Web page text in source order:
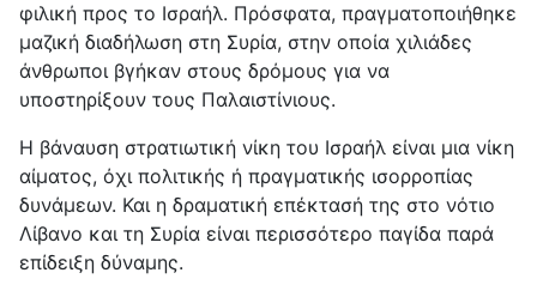
φιλική προς το Ισραήλ. Πρόσφατα, πραγματοποιήθηκε
μαζική διαδήλωση στη Συρία, στην οποία χιλιάδες
άνθρωποι βγήκαν στους δρόμους για να
υποστηρίξουν τους Παλαιστίνιους.
Η βάναυση στρατιωτική νίκη του Ισραήλ είναι μια νίκη
αίματος, όχι πολιτικής ή πραγματικής ισορροπίας
δυνάμεων. Και η δραματική επέκτασή της στο νότιο
Λίβανο και τη Συρία είναι περισσότερο παγίδα παρά
επίδειξη δύναμης.